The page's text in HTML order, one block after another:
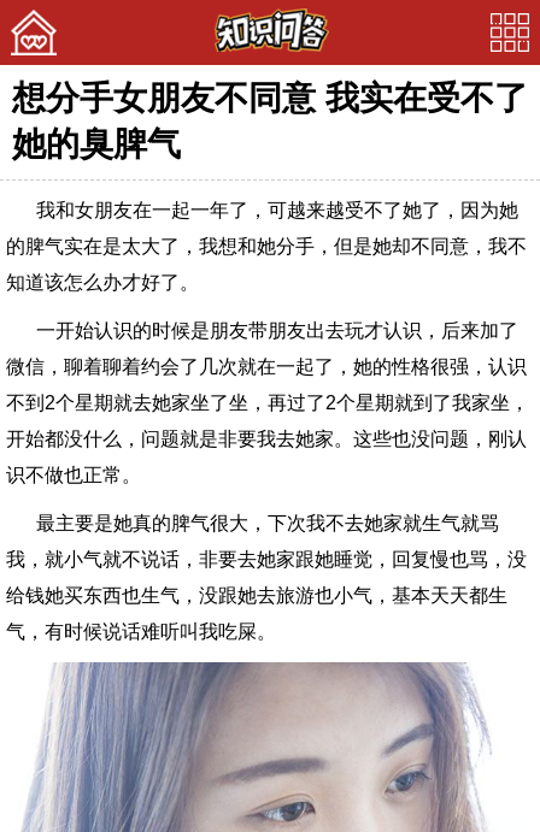
首页
娱乐
宠物
问答
想分手女朋友不同意 我实在受不了
她的臭脾气
我和女朋友在一起一年了，可越来越受不了她了，因为她
的脾气实在是太大了，我想和她分手，但是她却不同意，我不
知道该怎么办才好了。
一开始认识的时候是朋友带朋友出去玩才认识，后来加了
微信，聊着聊着约会了几次就在一起了，她的性格很强，认识
不到2个星期就去她家坐了坐，再过了2个星期就到了我家坐，
开始都没什么，问题就是非要我去她家。这些也没问题，刚认
识不做也正常。
最主要是她真的脾气很大，下次我不去她家就生气就骂
我，就小气就不说话，非要去她家跟她睡觉，回复慢也骂，没
给钱她买东西也生气，没跟她去旅游也小气，基本天天都生
气，有时候说话难听叫我吃屎。